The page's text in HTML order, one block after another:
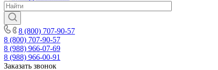
8 (800) 707-90-57
8 (800) 707-90-57
8 (988) 966-07-69
8 (988) 966-00-91
Заказать звонок